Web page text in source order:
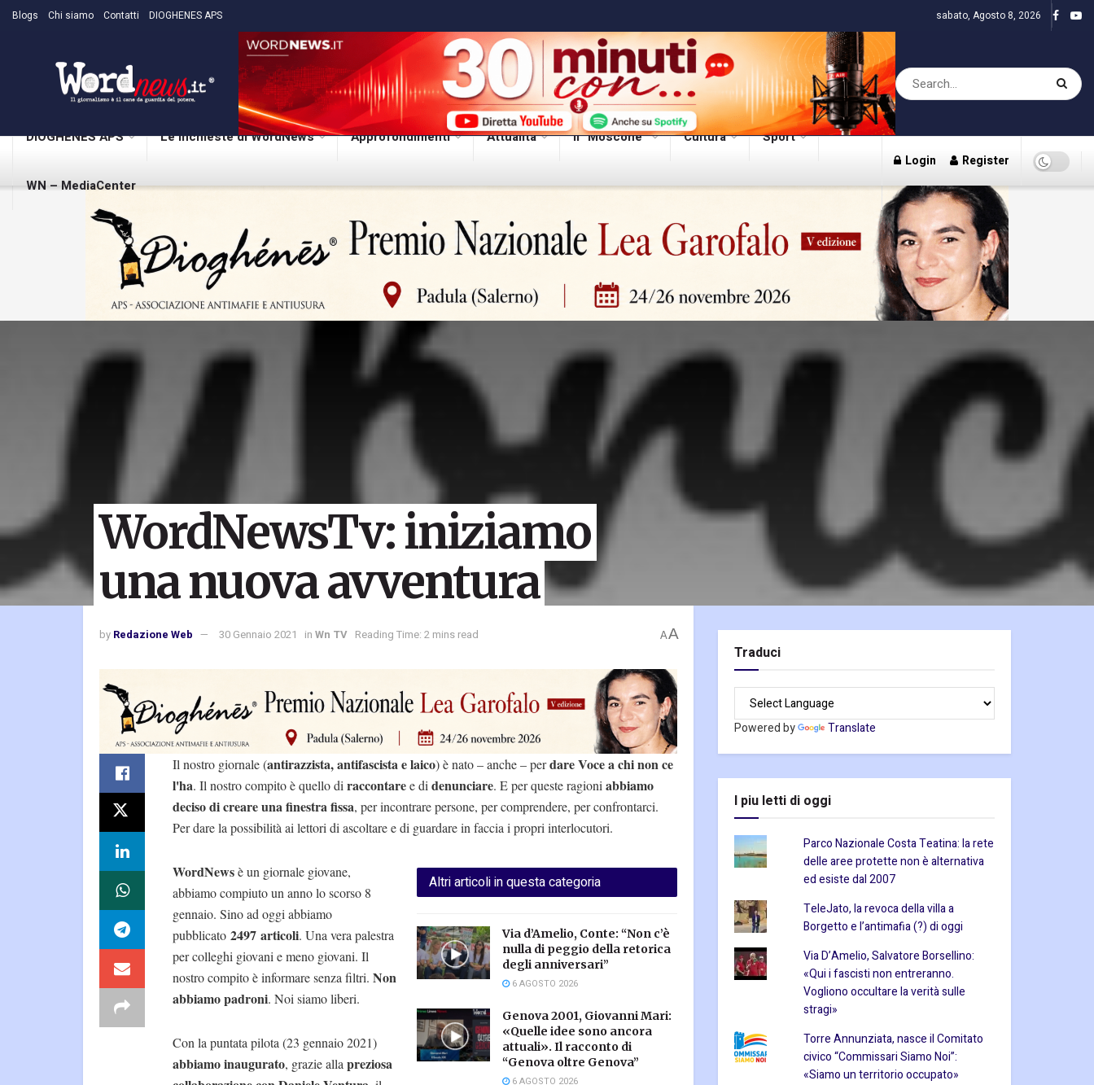
Blogs Chi siamo Contatti DIOGHENES APS sabato, Agosto 8, 2026
DIOGHENES APS Le inchieste di WordNews Approfondimenti Attualità Il “Moscone” Cultura Sport
WN – MediaCenter
Login Register
WordNewsTv: iniziamo
una nuova avventura
by Redazione Web 30 Gennaio 2021 in Wn TV Reading Time: 2 mins read AA
Il nostro giornale (antirazzista, antifascista e laico) è nato – anche – perdare Voce a chi non ce
l'ha. Il nostro compito è quello diraccontaree didenunciare. E per queste ragioniabbiamo
deciso di creare una finestra fissa, per incontrare persone, per comprendere, per confrontarci.
Per dare la possibilità ai lettori di ascoltare e di guardare in faccia i propri interlocutori.
Altri articoli in questa categoria
Via d’Amelio, Conte: “Non c’è
nulla di peggio della retorica
degli anniversari”
6 AGOSTO 2026
Genova 2001, Giovanni Mari:
«Quelle idee sono ancora
attuali». Il racconto di
“Genova oltre Genova”
6 AGOSTO 2026
WordNewsè un giornale giovane,
abbiamo compiuto un anno lo scorso 8
gennaio. Sino ad oggi abbiamo
pubblicato 2497 articoli. Una vera palestra
per colleghi giovani e meno giovani. Il
nostro compito è informare senza filtri. Non
abbiamo padroni. Noi siamo liberi.
Con la puntata pilota (23 gennaio 2021)
abbiamo inaugurato, grazie allapreziosa
Traduci
Powered by Translate
I piu letti di oggi
Parco Nazionale Costa Teatina: la rete
delle aree protette non è alternativa
ed esiste dal 2007
TeleJato, la revoca della villa a
Borgetto e l’antimafia (?) di oggi
Via D’Amelio, Salvatore Borsellino:
«Qui i fascisti non entreranno.
Vogliono occultare la verità sulle
stragi»
Torre Annunziata, nasce il Comitato
civico “Commissari Siamo Noi”:
«Siamo un territorio occupato»